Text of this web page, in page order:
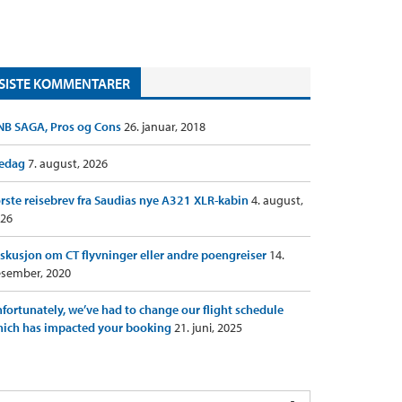
KOMMENTARER
SAGA, Pros og Cons26. januar, 2018
7. august, 2026
reisebrev fra Saudias nye A321 XLR-kabin4. august,
om CT flyvninger eller andre poengreiser 14.
2020
we’ve had to change our flight schedule
has impacted your booking21. juni, 2025